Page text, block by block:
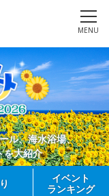
MENU
ル、海水浴場、
を大紹介
イベント
ランキング